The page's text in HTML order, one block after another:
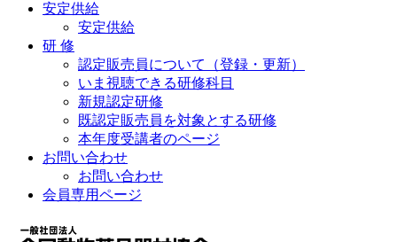
安定供給
安定供給
研 修
認定販売員について（登録・更新）
いま視聴できる研修科目
新規認定研修
既認定販売員を対象とする研修
本年度受講者のページ
お問い合わせ
お問い合わせ
会員専用ページ